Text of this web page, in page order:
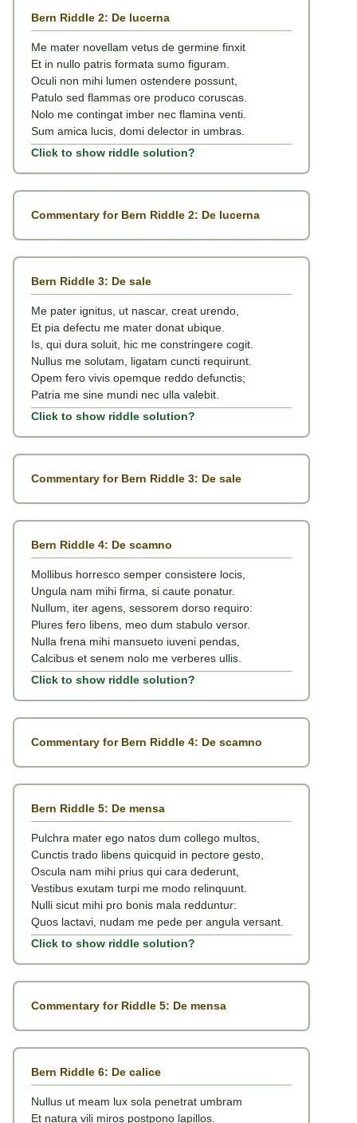
Bern Riddle 2: De lucerna
Me mater novellam vetus de germine finxit
Et in nullo patris formata sumo figuram.
Oculi non mihi lumen ostendere possunt,
Patulo sed flammas ore produco coruscas.
Nolo me contingat imber nec flamina venti.
Sum amica lucis, domi delector in umbras.
Click to show riddle solution?
Commentary for Bern Riddle 2: De lucerna
Bern Riddle 3: De sale
Me pater ignitus, ut nascar, creat urendo,
Et pia defectu me mater donat ubique.
Is, qui dura soluit, hic me constringere cogit.
Nullus me solutam, ligatam cuncti requirunt.
Opem fero vivis opemque reddo defunctis;
Patria me sine mundi nec ulla valebit.
Click to show riddle solution?
Commentary for Bern Riddle 3: De sale
Bern Riddle 4: De scamno
Mollibus horresco semper consistere locis,
Ungula nam mihi firma, si caute ponatur.
Nullum, iter agens, sessorem dorso requiro:
Plures fero libens, meo dum stabulo versor.
Nulla frena mihi mansueto iuveni pendas,
Calcibus et senem nolo me verberes ullis.
Click to show riddle solution?
Commentary for Bern Riddle 4: De scamno
Bern Riddle 5: De mensa
Pulchra mater ego natos dum collego multos,
Cunctis trado libens quicquid in pectore gesto,
Oscula nam mihi prius qui cara dederunt,
Vestibus exutam turpi me modo relinquunt.
Nulli sicut mihi pro bonis mala redduntur:
Quos lactavi, nudam me pede per angula versant.
Click to show riddle solution?
Commentary for Riddle 5: De mensa
Bern Riddle 6: De calice
Nullus ut meam lux sola penetrat umbram
Et natura vili miros postpono lapillos.